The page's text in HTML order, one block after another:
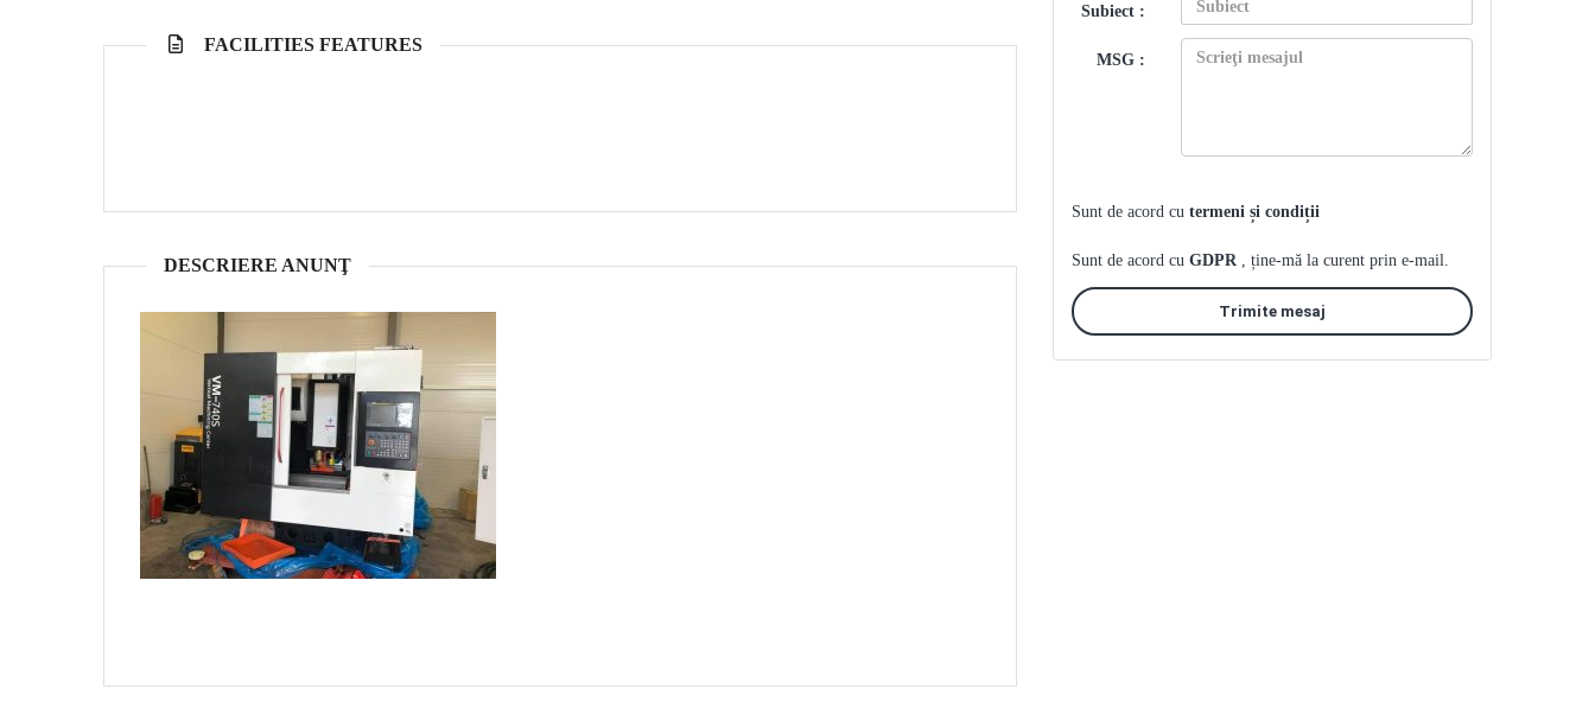
FACILITIES FEATURES
DESCRIERE ANUNŢ
Subiect :
MSG :
Sunt de acord cu termeni și condiții
Sunt de acord cu GDPR , ține-mă la curent prin e-mail.
Trimite mesaj